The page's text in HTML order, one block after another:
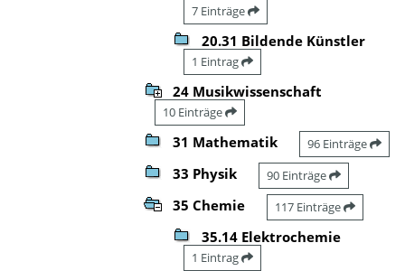
7 Einträge
20.31 Bildende Künstler
1 Eintrag
24 Musikwissenschaft
10 Einträge
31 Mathematik 96 Einträge
33 Physik 90 Einträge
35 Chemie 117 Einträge
35.14 Elektrochemie
1 Eintrag